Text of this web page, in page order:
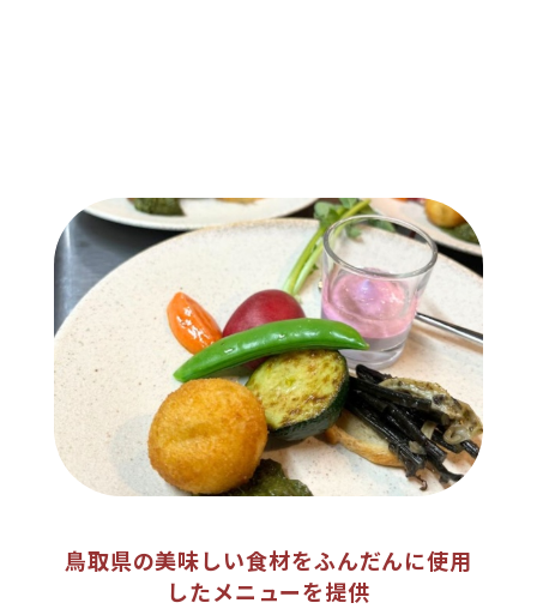
鳥取県の美味しい食材をふんだんに使用
したメニューを提供